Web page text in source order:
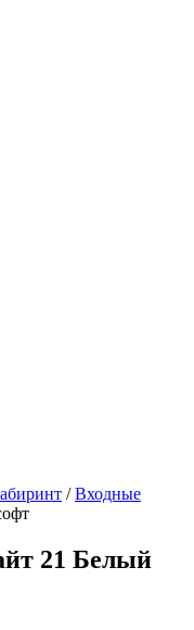
/Входные
21 Белый